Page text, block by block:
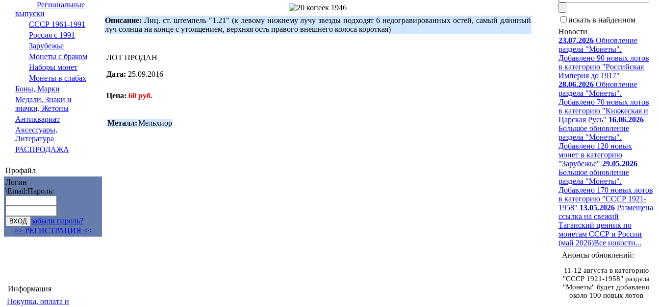
Региональные
выпуски
СССР 1961-1991
Россия с 1991
Зарубежье
Монеты с браком
Наборы монет
Монеты в слабах
Боны, Марки
Медали, Знаки и
значки, Жетоны
Антиквариат
Аксессуары,
Литература
РАСПРОДАЖА
Профайл
Логин
\Email:Пароль:
забыли пароль?
>> РЕГИСТРАЦИЯ <<
Информация
Покупка, оплата и
Описание: Лиц. ст. штемпель "1.21" (к левому нижнему лучу звезды подходят 6 недогравированных остей, самый длинный
луч солнца на конце с утолщением, верхняя ость правого внешнего колоса короткая)
ЛОТ ПРОДАН
Дата: 25.09.2016
Цена: 60 руб.
Металл:Мельхиор
искать в найденном
Новости
23.07.2026 Обновление
раздела "Монеты".
Добавлено 90 новых лотов
в категорию "Российская
Империя до 1917"
28.06.2026 Обновление
раздела "Монеты".
Добавлено 70 новых лотов
в категорию "Княжеская и
Царская Русь" 16.06.2026
Большое обновление
раздела "Монеты".
Добавлено 120 новых
монет в категорию
"Зарубежье" 29.05.2026
Большое обновление
раздела "Монеты".
Добавлено 170 новых лотов
в категорию "СССР 1921-
1958" 13.05.2026 Размещена
ссылка на свежий
Таганский ценник по
монетам СССР и России
(май 2026)Все новости...
Анонсы обновлений:
11-12 августа в категорию
"СССР 1921-1958" раздела
"Монеты" будет добавлено
около 100 новых лотов